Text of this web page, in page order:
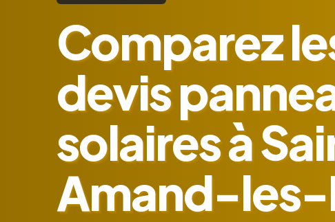
Comparez
devis
solaires à
Amand-les-